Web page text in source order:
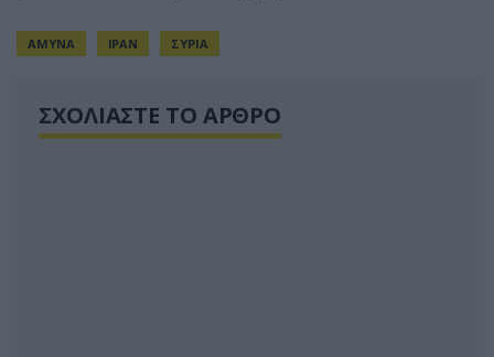
ΑΜΥΝΑ ΙΡΑΝ ΣΥΡΙΑ
ΣΧΟΛΙΑΣΤΕ ΤΟ ΑΡΘΡΟ